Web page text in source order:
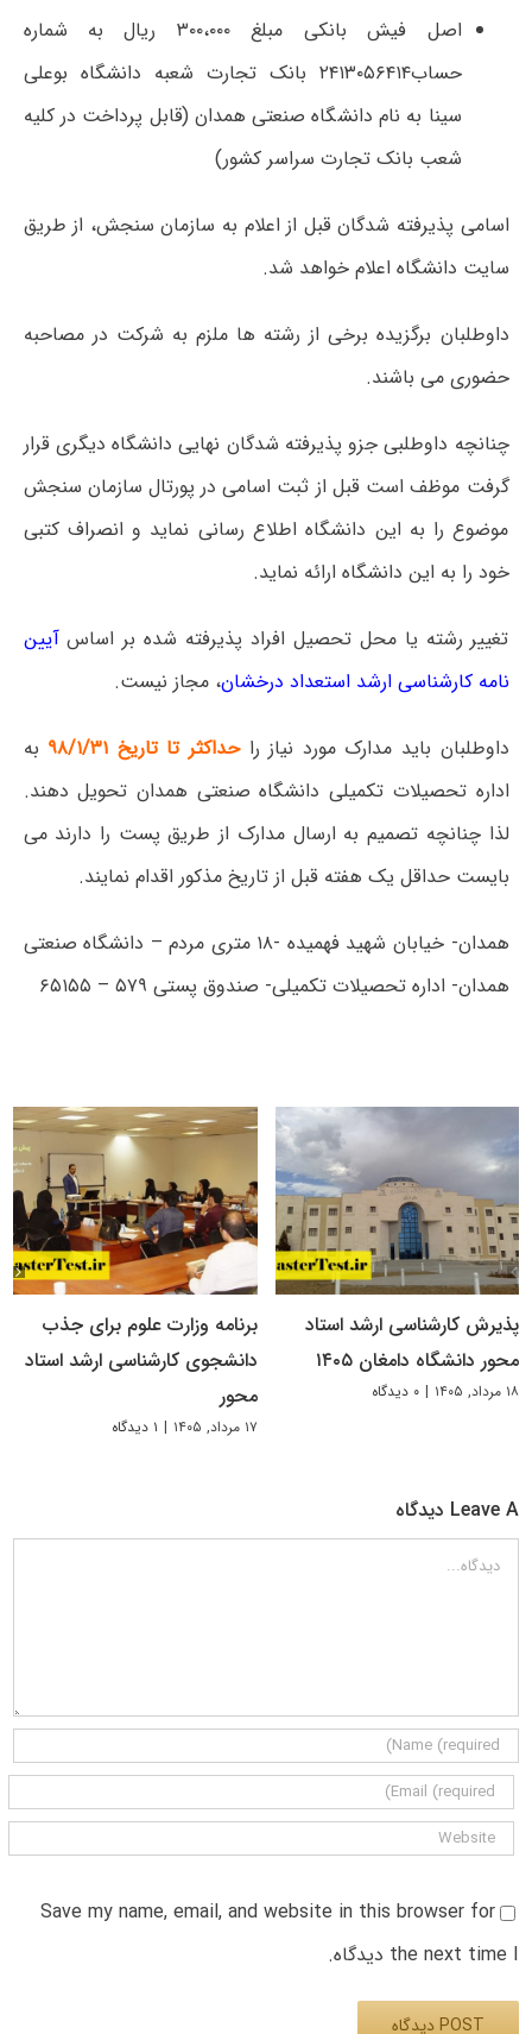
اصل فیش بانکی مبلغ ۳۰۰،۰۰۰ ریال به شماره
حساب۲۴۱۳۰۵۶۴۱۴ بانک تجارت شعبه دانشگاه بوعلی
سینا به نام دانشگاه صنعتی همدان (قابل پرداخت در کلیه
شعب بانک تجارت سراسر کشور)
اسامی پذیرفته شدگان قبل از اعلام به سازمان سنجش، از طریق
سایت دانشگاه اعلام خواهد شد.
داوطلبان برگزیده برخی از رشته ها ملزم به شرکت در مصاحبه
حضوری می باشند.
چنانچه داوطلبی جزو پذیرفته شدگان نهایی دانشگاه دیگری قرار
گرفت موظف است قبل از ثبت اسامی در پورتال سازمان سنجش
موضوع را به این دانشگاه اطلاع رسانی نماید و انصراف کتبی
خود را به این دانشگاه ارائه نماید.
تغییر رشته یا محل تحصیل افراد پذیرفته شده بر اساسآیین
نامه کارشناسی ارشد استعداد درخشان، مجاز نیست.
داوطلبان باید مدارک مورد نیاز راحداکثر تا تاریخ ۹۸/۱/۳۱
به
اداره تحصیلات تکمیلی دانشگاه صنعتی همدان تحویل دهند.
لذا چنانچه تصمیم به ارسال مدارک از طریق پست را دارند می
بایست حداقل یک هفته قبل از تاریخ مذکور اقدام نمایند.
همدان- خیابان شهید فهمیده -۱۸ متری مردم – دانشگاه صنعتی
همدان- اداره تحصیلات تکمیلی- صندوق پستی ۵۷۹ – ۶۵۱۵۵
پذیرش کارشناسی ارشد استاد
محور دانشگاه دامغان ۱۴۰۵
۱۸ مرداد, ۱۴۰۵ | ۰ دیدگاه
برنامه وزارت علوم برای جذب
دانشجوی کارشناسی ارشد استاد
محور
۱۷ مرداد, ۱۴۰۵ | ۱ دیدگاه
Leave A دیدگاه
دیدگاه
Save my name, email, and website in this browser for
the next time I دیدگاه.